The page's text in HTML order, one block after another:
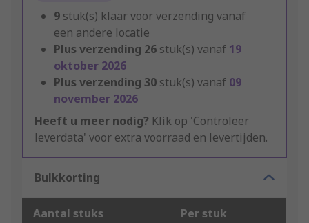
9 stuk(s) klaar voor verzending vanaf
een andere locatie
Plus verzending 26 stuk(s) vanaf 19
oktober 2026
Plus verzending 30 stuk(s) vanaf 09
november 2026
Heeft u meer nodig? Klik op 'Controleer
leverdata' voor extra voorraad en levertijden.
Bulkkorting
Aantal stuks Per stuk